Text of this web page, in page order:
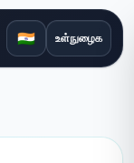
🇮🇳 உள்நுழைக